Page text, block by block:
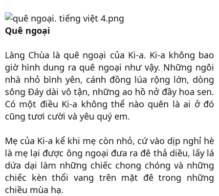
Quê ngoại
Làng Chùa là quê ngoại của Ki-a. Ki-a không bao
giờ hình dung ra quê ngoại như vậy. Những ngôi
nhà nhỏ bình yên, cánh đồng lúa rộng lớn, dòng
sông Đáy dài vô tận, những ao hồ nở đầy hoa sen.
Có một điều Ki-a không thể nào quên là ai ở đó
cũng tươi cười và yêu quý em.
Mẹ của Ki-a kể khi mẹ còn nhỏ, cứ vào dịp nghỉ hè
là mẹ lại được ông ngoại đưa ra đê thả diều, lấy lá
dứa dại làm những chiếc chong chóng và những
chiếc kèn thổi vang trên mặt đê trong những
chiều mùa hạ.